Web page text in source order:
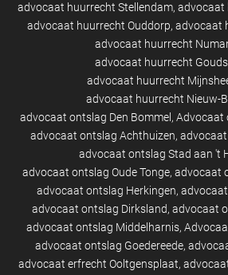
advocaat huurrecht Stellendam advocaat
advocaat huurrecht Ouddorp advocaat
advocaat huurrecht
advocaat huurrecht
advocaat huurrecht
advocaat huurrecht Nieuw-
advocaat ontslag Den Bommel Advocaat
advocaat ontslag Achthuizen
advocaat ontslag Stad aan 't
advocaat ontslag Oude Tonge advocaat
advocaat ontslag Herkingen
advocaat ontslag Dirksland advocaat
advocaat ontslag Middelharnis
advocaat ontslag Goedereede
advocaat erfrecht Ooltgensplaat